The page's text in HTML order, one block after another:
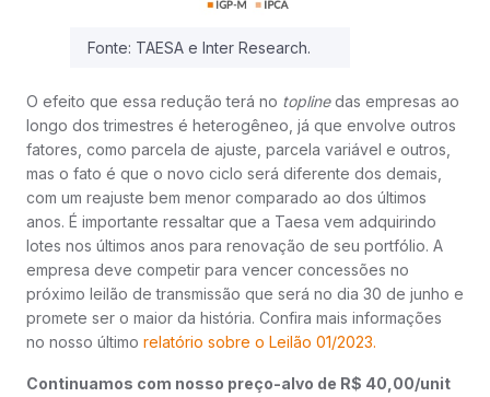
Fonte: TAESA e Inter Research.
O efeito que essa redução terá no toplinedas empresas ao
longo dos trimestres é heterogêneo, já que envolve outros
fatores, como parcela de ajuste, parcela variável e outros,
mas o fato é que o novo ciclo será diferente dos demais,
com um reajuste bem menor comparado ao dos últimos
anos. É importante ressaltar que a Taesa vem adquirindo
lotes nos últimos anos para renovação de seu portfólio. A
empresa deve competir para vencer concessões no
próximo leilão de transmissão que será no dia 30 de junho e
promete ser o maior da história. Confira mais informações
no nosso último relatório sobre o Leilão 01/2023.
Continuamos com nosso preço-alvo de R$ 40,00/unit